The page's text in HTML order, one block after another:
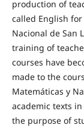
production of
called English for
Nacional de San
training of
courses have
made to the
Matemáticas y
academic texts
the purpose of